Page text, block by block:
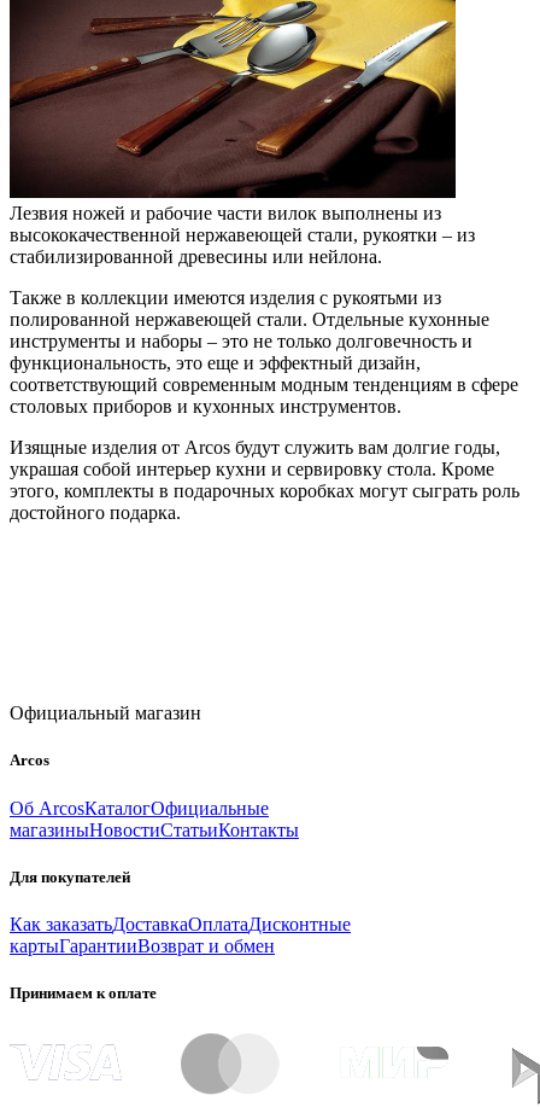
Лезвия ножей и рабочие части вилок выполнены из
высококачественной нержавеющей стали, рукоятки – из
стабилизированной древесины или нейлона.
Также в коллекции имеются изделия с рукоятьми из
полированной нержавеющей стали. Отдельные кухонные
инструменты и наборы – это не только долговечность и
функциональность, это еще и эффектный дизайн,
соответствующий современным модным тенденциям в сфере
столовых приборов и кухонных инструментов.
Изящные изделия от Arcos будут служить вам долгие годы,
украшая собой интерьер кухни и сервировку стола. Кроме
этого, комплекты в подарочных коробках могут сыграть роль
достойного подарка.
Официальный магазин
Arcos
Об ArcosКаталогОфициальные
магазиныНовостиСтатьиКонтакты
Для покупателей
Как заказатьДоставкаОплатаДисконтные
картыГарантииВозврат и обмен
Принимаем к оплате